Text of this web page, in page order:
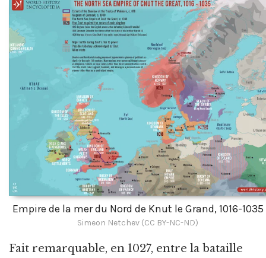
Empire de la mer du Nord de Knut le Grand, 1016-1035
Simeon Netchev (CC BY-NC-ND)
Fait remarquable, en 1027, entre la bataille